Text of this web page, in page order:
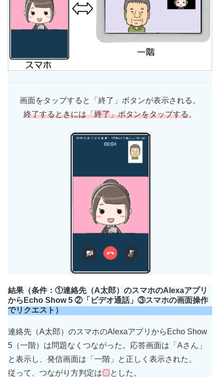
画面をタップすると「終了」ボタンが表示される。
終了するときには「終了」ボタンをタップする。
結果（条件：①連絡先（A太郎）のスマホのAlexaアプリ
からEcho Show 5 ②「ビデオ通話」③スマホの画面操作
でリクエスト）
連絡先（A太郎）のスマホのAlexaアプリからEcho Show
5（一階）は問題なくつながった。応答画面は「Aさん」
と表示し、発信画面は「一階」と正しく表示された。
従って、つながり方判定は〇とした。